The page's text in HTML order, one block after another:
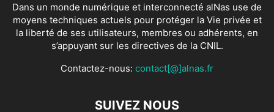
Dans un monde numérique et interconnecté alNas use de
moyens techniques actuels pour protéger la Vie privée et
la liberté de ses utilisateurs, membres ou adhérents, en
s’appuyant sur les directives de la CNIL.
Contactez-nous: contact[@]alnas.fr
SUIVEZ NOUS